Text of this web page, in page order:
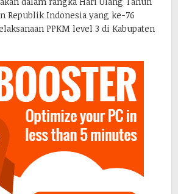
Republik Indonesia yang ke-76
PPKM level 3 di Kabupaten